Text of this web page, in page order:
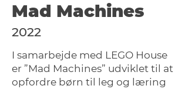
Mad Machines
2022
I samarbejde med LEGO House
er ”Mad Machines” udviklet til at
opfordre børn til leg og læring